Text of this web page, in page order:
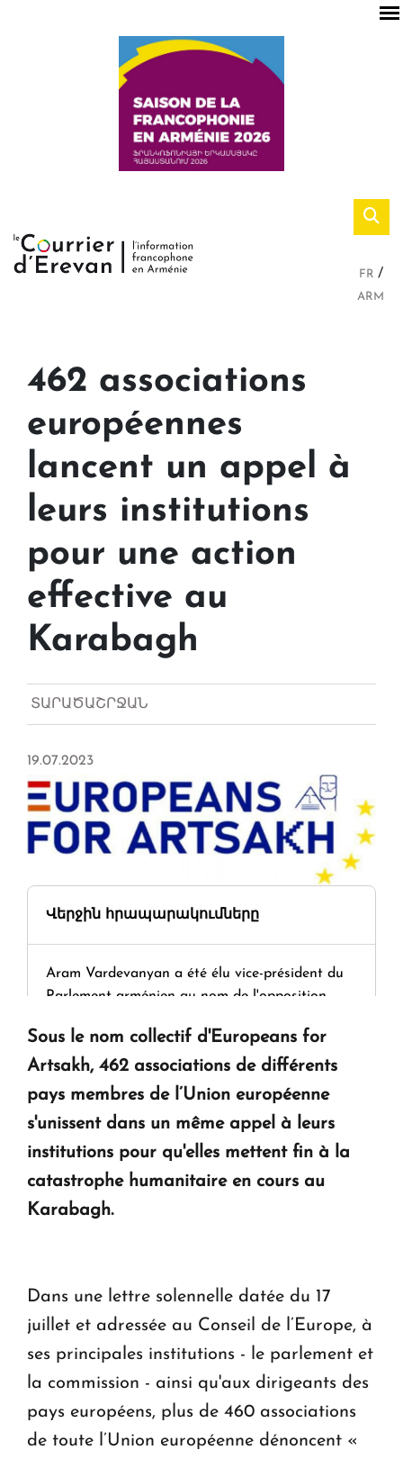
FR
ARM
462 associations
européennes
lancent un appel à
leurs institutions
pour une action
effective au
Karabagh
ՏԱՐԱԾԱՇՐՋԱՆ
19.07.2023
Վերջին հրապարակումները
Aram Vardevanyan a été élu vice-président du
Parlement arménien au nom de l'opposition
Démission et reconduction du Premier ministre
Tamara Stepanyan : « Dès qu’on parle de
" Tant qu'il n'existe pas d'alternative concrète, la
question d'un référendum ne se pose pas. "
en Arménie
Sous le nom collectif d'Europeans for
Artsakh, 462 associations de différents
pays membres de l’Union européenne
s'unissent dans un même appel à leurs
institutions pour qu'elles mettent fin à la
catastrophe humanitaire en cours au
Karabagh.
Dans une lettre solennelle datée du 17
juillet et adressée au Conseil de l’Europe, à
ses principales institutions - le parlement et
la commission - ainsi qu'aux dirigeants des
pays européens, plus de 460 associations
de toute l’Union européenne dénoncent «